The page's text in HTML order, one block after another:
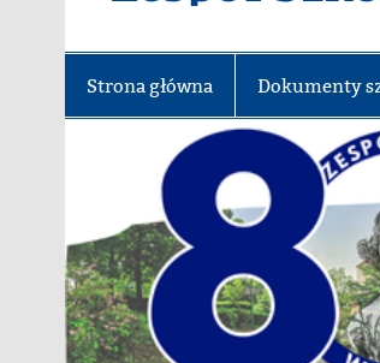
Strona główna Dokumenty